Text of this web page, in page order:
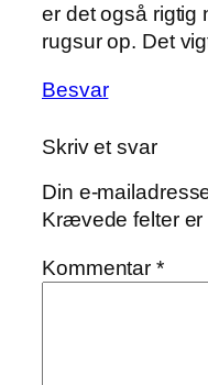
er det også rigtig
rugsur op. Det
Besvar
Skriv et svar
Din e-
Krævede felter er
Kommentar*